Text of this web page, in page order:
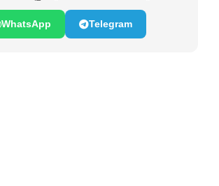
WhatsApp Telegram